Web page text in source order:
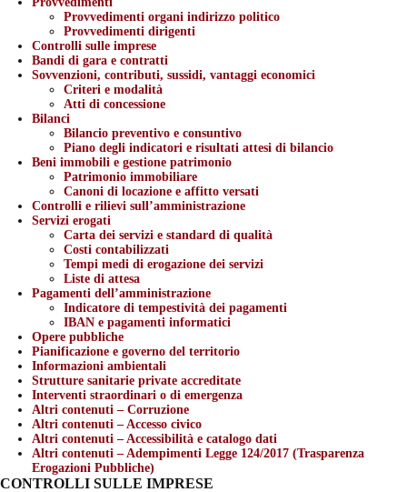
Provvedimenti organi indirizzo politico
Provvedimenti dirigenti
Controlli sulle imprese
Bandi di gara e contratti
Sovvenzioni, contributi, sussidi, vantaggi economici
Criteri e modalità
Atti di concessione
Bilanci
Bilancio preventivo e consuntivo
Piano degli indicatori e risultati attesi di bilancio
Beni immobili e gestione patrimonio
Patrimonio immobiliare
Canoni di locazione e affitto versati
Controlli e rilievi sull’amministrazione
Servizi erogati
Carta dei servizi e standard di qualità
Costi contabilizzati
Tempi medi di erogazione dei servizi
Liste di attesa
Pagamenti dell’amministrazione
Indicatore di tempestività dei pagamenti
IBAN e pagamenti informatici
Opere pubbliche
Pianificazione e governo del territorio
Informazioni ambientali
Strutture sanitarie private accreditate
Interventi straordinari o di emergenza
Altri contenuti – Corruzione
Altri contenuti – Accesso civico
Altri contenuti – Accessibilità e catalogo dati
Altri contenuti – Adempimenti Legge 124/2017 (Trasparenza
Erogazioni Pubbliche)
CONTROLLI SULLE IMPRESE